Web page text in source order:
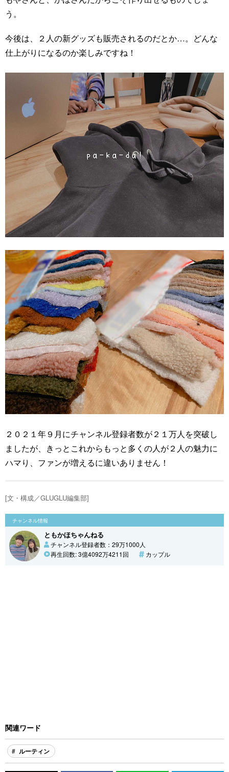
う。
今後は、２人の新グッズも販売されるのだとか…。どんな
仕上がりになるのか楽しみですね！
２０２１年９月にチャンネル登録者数が２１万人を突破し
ましたが、きっとこれからもっと多くの人が２人の魅力に
ハマり、ファンが増えるに違いありません！
[文・構成／GLUGLU編集部]
チャンネル情報
ともかほちゃんねる
チャンネル登録者数：29万1000人
再生回数: 3億4092万4211回
カップル
関連ワード
ルーティン